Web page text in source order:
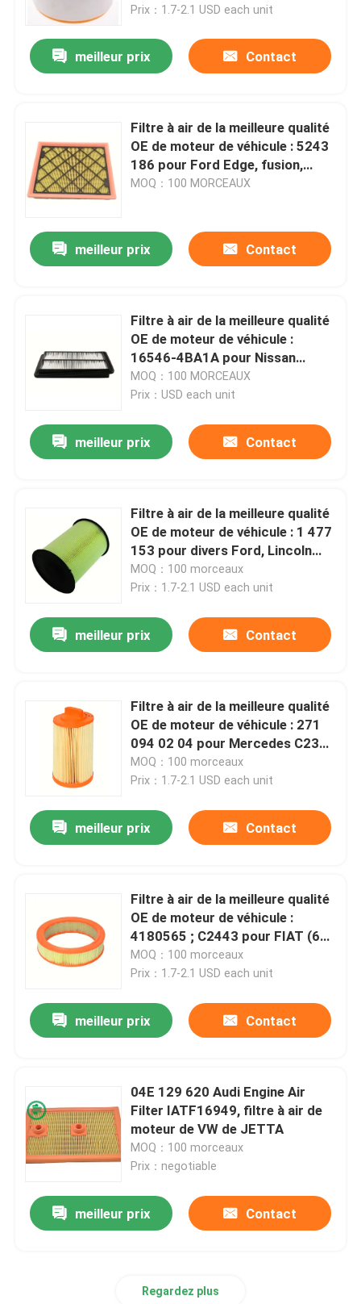
Maison
Vidéos
Visite d'usine
Contrôle de qualité
Contactez-nous
Nouvelles
Filtres à air des véhicules à moteur de cabine
Prix：1.7-2.1 USD each unit
meilleur prix Contact
Filtre à air de la meilleure qualité
OE de moteur de véhicule : 5243
186 pour Ford Edge, fusion,
Lincoln MKZ
MOQ：100 MORCEAUX
meilleur prix Contact
Filtre à air de la meilleure qualité
OE de moteur de véhicule :
16546-4BA1A pour Nissan
Rogue, Qashqai (14-19)
Description de produit
MOQ：100 MORCEAUX
Prix：USD each unit
meilleur prix Contact
Filtre à air de la meilleure qualité
OE de moteur de véhicule : 1 477
153 pour divers Ford, Lincoln
MKC (07-22) Description de
produit
MOQ：100 morceaux
Prix：1.7-2.1 USD each unit
meilleur prix Contact
Filtre à air de la meilleure qualité
OE de moteur de véhicule : 271
094 02 04 pour Mercedes C230
(03-05) Description de produit
MOQ：100 morceaux
Prix：1.7-2.1 USD each unit
meilleur prix Contact
Filtre à air de la meilleure qualité
OE de moteur de véhicule :
4180565 ; C2443 pour FIAT (69-
79), FORD, LANCIN
MOQ：100 morceaux
Prix：1.7-2.1 USD each unit
meilleur prix Contact
04E 129 620 Audi Engine Air
Filter IATF16949, filtre à air de
moteur de VW de JETTA
MOQ：100 morceaux
Prix：negotiable
meilleur prix Contact
Regardez plus